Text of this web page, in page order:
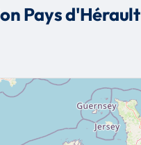
Pays d'Hérault